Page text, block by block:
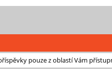
pouze z oblastí Vám